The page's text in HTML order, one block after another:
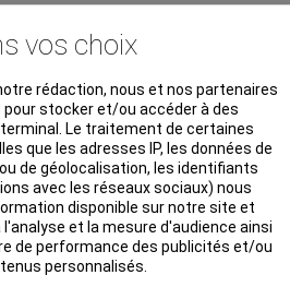
vos choix
rédaction, nous et nos partenaires
stocker et/ou accéder à des
Le traitement de certaines
que les adresses IP, les données de
de géolocalisation, les identifiants
avec les réseaux sociaux) nous
disponible sur notre site et
et la mesure d'audience ainsi
de performance des publicités et/ou
personnalisés.